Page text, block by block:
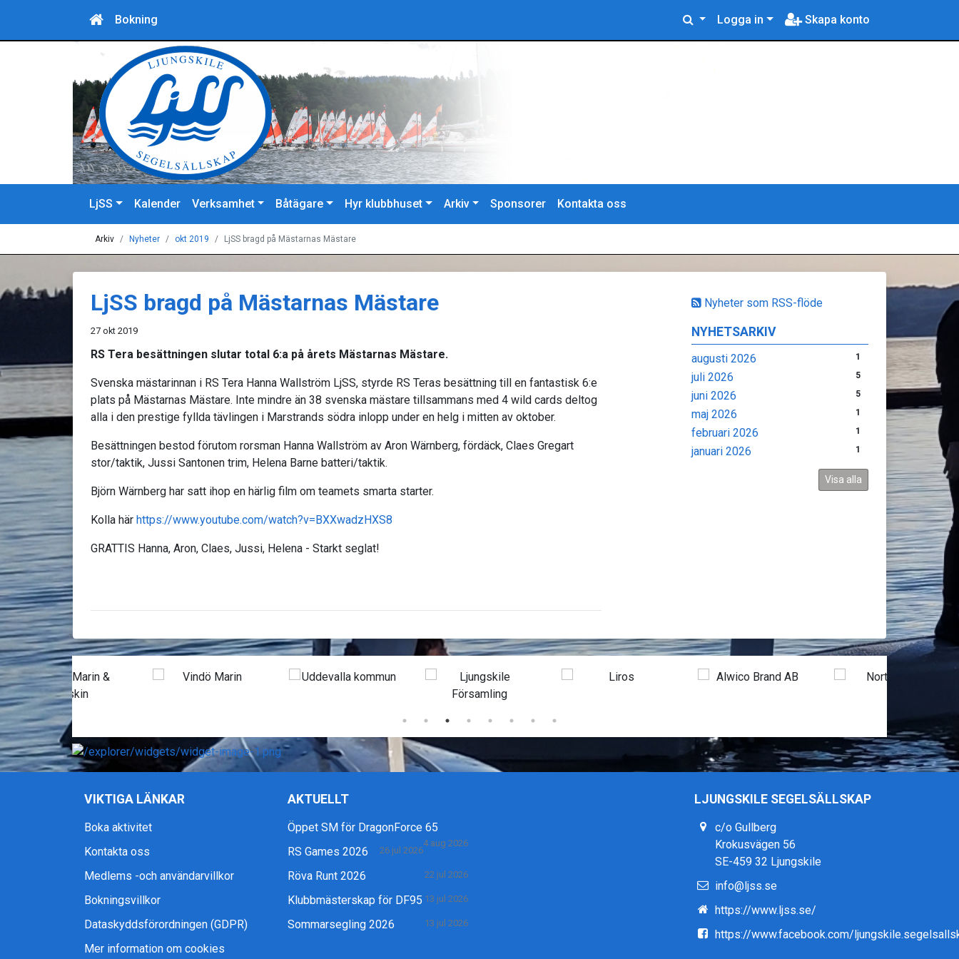
Bokning Logga in Skapa konto
LjSS Kalender Verksamhet Båtägare Hyr klubbhuset Arkiv Sponsorer Kontakta oss
Arkiv Nyheter okt 2019 LjSS bragd på Mästarnas Mästare
Nyheter som RSS-flöde
NYHETSARKIV
augusti 2026 1
juli 2026 5
juni 2026 5
maj 2026 1
februari 2026 1
januari 2026 1
Visa alla
LjSS bragd på Mästarnas Mästare
27 okt 2019
RS Tera besättningen slutar total 6:a på årets Mästarnas Mästare.
Svenska mästarinnan i RS Tera Hanna Wallström LjSS, styrde RS Teras besättning till en fantastisk 6:e
plats på Mästarnas Mästare. Inte mindre än 38 svenska mästare tillsammans med 4 wild cards deltog
alla i den prestige fyllda tävlingen i Marstrands södra inlopp under en helg i mitten av oktober.
Besättningen bestod förutom rorsman Hanna Wallström av Aron Wärnberg, fördäck, Claes Gregart
stor/taktik, Jussi Santonen trim, Helena Barne batteri/taktik.
Björn Wärnberg har satt ihop en härlig film om teamets smarta starter.
Kolla här https://www.youtube.com/watch?v=BXXwadzHXS8
GRATTIS Hanna, Aron, Claes, Jussi, Helena - Starkt seglat!
VIKTIGA LÄNKAR
Boka aktivitet
Kontakta oss
Medlems -och användarvillkor
Bokningsvillkor
Dataskyddsförordningen (GDPR)
Mer information om cookies
AKTUELLT
Öppet SM för DragonForce 65
4 aug 2026
RS Games 2026 26 jul 2026
Röva Runt 2026 22 jul 2026
Klubbmästerskap för DF95 13 jul 2026
Sommarsegling 2026 13 jul 2026
LJUNGSKILE SEGELSÄLLSKAP
c/o Gullberg
Krokusvägen 56
SE-459 32 Ljungskile
info@ljss.se
https://www.ljss.se/
https://www.facebook.com/